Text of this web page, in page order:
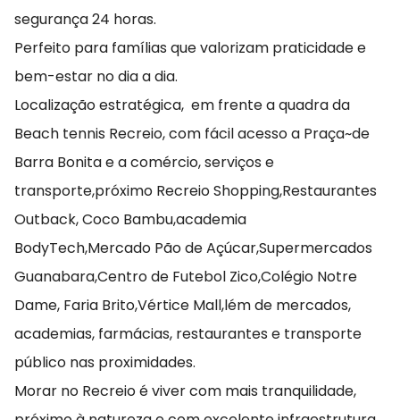
segurança 24 horas.
Perfeito para famílias que valorizam praticidade e
bem-estar no dia a dia.
Localização estratégica, em frente a quadra da
Beach tennis Recreio, com fácil acesso a Praça~de
Barra Bonita e a comércio, serviços e
transporte,próximo Recreio Shopping,Restaurantes
Outback, Coco Bambu,academia
BodyTech,Mercado Pão de Açúcar,Supermercados
Guanabara,Centro de Futebol Zico,Colégio Notre
Dame, Faria Brito,Vértice Mall,lém de mercados,
academias, farmácias, restaurantes e transporte
público nas proximidades.
Morar no Recreio é viver com mais tranquilidade,